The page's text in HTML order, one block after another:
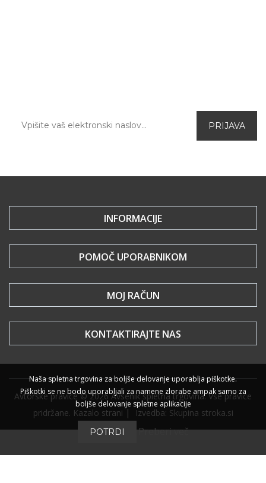
INFORMACIJE
POMOČ UPORABNIKOM
MOJ RAČUN
KONTAKTIRAJTE NAS
Avtorske pravice © 2026 Avsenik spletna trgovina. Vse pravice
pridržane. Kazalo strani | Izvedba: Skupina stroka.si
Naša spletna trgovina za boljše delovanje uporablja piškotke.
Piškotki se ne bodo uporabljali za namene zlorabe ampak samo za
boljše delovanje spletne aplikacije
POTRDI Preberi več